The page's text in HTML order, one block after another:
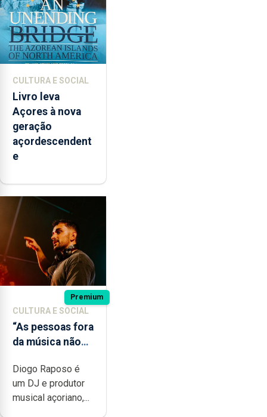
CULTURA E SOCIAL
Livro leva
Açores à nova
geração
açordescendent
e
Premium
CULTURA E SOCIAL
“As pessoas fora
da música não
quão difícil é
produzir uma
música”
Diogo Raposo é
um DJ e produtor
musical açoriano,...